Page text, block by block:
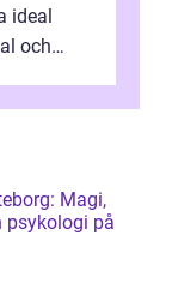
ideal
och
Magi,
psykologi på